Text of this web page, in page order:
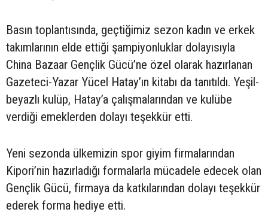
Basın toplantısında, geçtiğimiz sezon kadın ve erkek
takımlarının elde ettiği şampiyonluklar dolayısıyla
China Bazaar Gençlik Gücü’ne özel olarak hazırlanan
Gazeteci-Yazar Yücel Hatay’ın kitabı da tanıtıldı. Yeşil-
beyazlı kulüp, Hatay’a çalışmalarından ve kulübe
verdiği emeklerden dolayı teşekkür etti.
Yeni sezonda ülkemizin spor giyim firmalarından
Kipori’nin hazırladığı formalarla mücadele edecek olan
Gençlik Gücü, firmaya da katkılarından dolayı teşekkür
ederek forma hediye etti.